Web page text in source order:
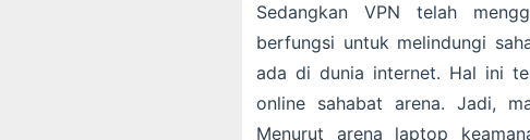
Sedangkan VPN telah
berfungsi untuk melindungi
ada di dunia internet. Hal ini
online sahabat arena. Jadi,
Menurut arena laptop